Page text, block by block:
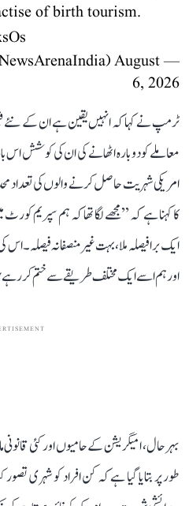
of birth tourism.
— News Arena India (@NewsArenaIndia)
August
6, 2026
ٹرمپ نے کہا کہ انہیں یقین ہے ان کے
معاملے کو دوبارہ اٹھانے کی ان کی کوشش
امریکی شہریت حاصل کرنے والوں کی
کا کہنا ہے کہ ’’مجھے لگا تھا کہ ہم سپریم
ایک برا فیصلہ ملا، بہت غیر منصفانہ فیصلہ۔
اور ہم اسے ایک مختلف طریقے سے ختم کر
بہرحال، امیگریشن کے حامیوں اور کئی
طور پر بتایا گیا ہے کہ کن افراد کو شہری